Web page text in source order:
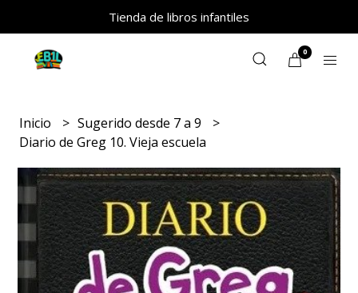
Tienda de libros infantiles
0
Inicio
Sugerido desde 7 a 9
Diario de Greg 10. Vieja escuela